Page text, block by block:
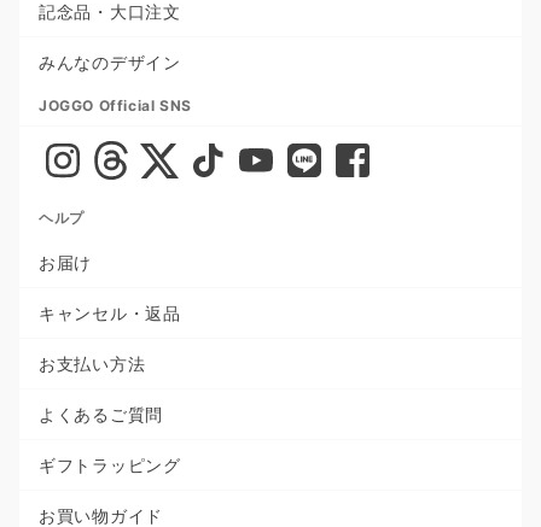
記念品・大口注文
みんなのデザイン
JOGGO Official SNS
ヘルプ
お届け
キャンセル・返品
お支払い方法
よくあるご質問
ギフトラッピング
お買い物ガイド